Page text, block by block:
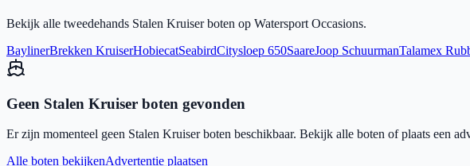
Bekijk alle tweedehands Stalen Kruiserboten op Watersport Occasions.
BaylinerBrekken KruiserHobiecatSeabirdCitysloep 650SaareJoop SchuurmanTalamex
Geen Stalen Kruiser boten gevonden
Er zijn momenteel geen Stalen Kruiserboten beschikbaar. Bekijk alle boten of plaats een
Alle boten bekijkenAdvertentie plaatsen